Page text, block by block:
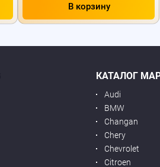
В корзину
КАТАЛОГ
Audi
BMW
Changan
Chery
Chevrolet
Citroen